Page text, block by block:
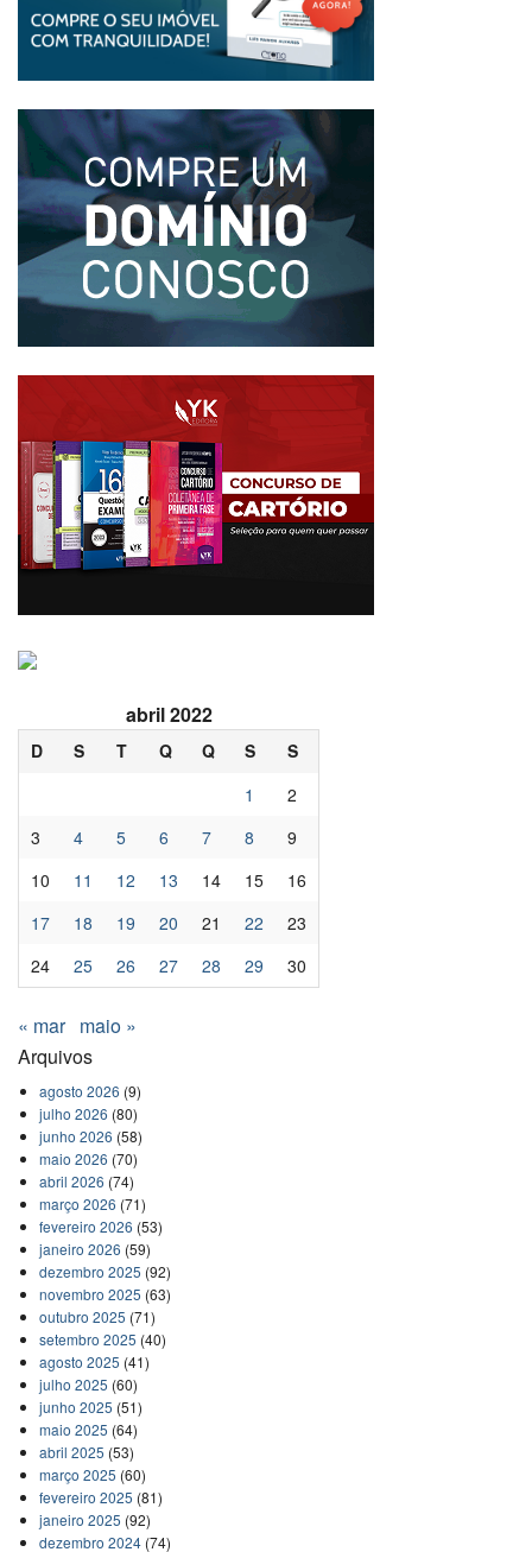
abril 2022
D S T Q Q S
S
1
2
3
4 5 6 7 8
9
10
11 12 13 14 15
16
17
18 19 20 21 22
23
24
25 26 27 28 29 30
« mar maio »
Arquivos
agosto 2026 (9)
julho 2026 (80)
junho 2026 (58)
maio 2026 (70)
abril 2026 (74)
março 2026 (71)
fevereiro 2026 (53)
janeiro 2026 (59)
dezembro 2025 (92)
novembro 2025 (63)
outubro 2025 (71)
setembro 2025 (40)
agosto 2025 (41)
julho 2025 (60)
junho 2025 (51)
maio 2025 (64)
abril 2025 (53)
março 2025 (60)
fevereiro 2025 (81)
janeiro 2025 (92)
dezembro 2024(74)